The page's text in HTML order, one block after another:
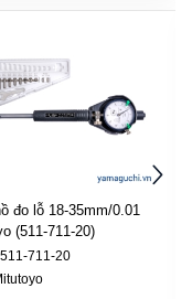
Đồng hồ đo lỗ 6-10mm/
Mitutoyo (511-211-20)
Model: